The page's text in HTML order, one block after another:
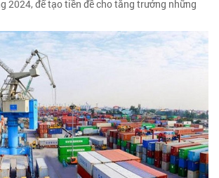
2024, để tạo tiền đề cho tăng trưởng những